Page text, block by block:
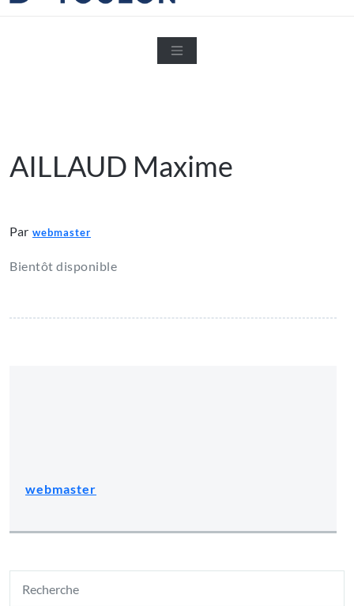
AILLAUD Maxime
Par webmaster
Bientôt disponible
webmaster